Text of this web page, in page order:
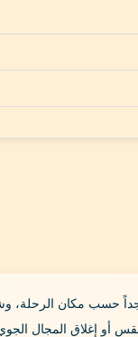
حسب مكان الرحلة،
إغلاق المجال الجوي.